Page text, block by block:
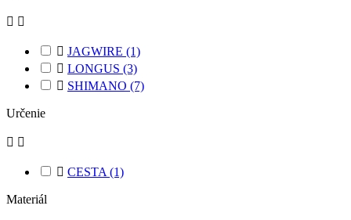
 
 JAGWIRE (1)
 LONGUS (3)
 SHIMANO (7)
Určenie
 
 CESTA (1)
Materiál